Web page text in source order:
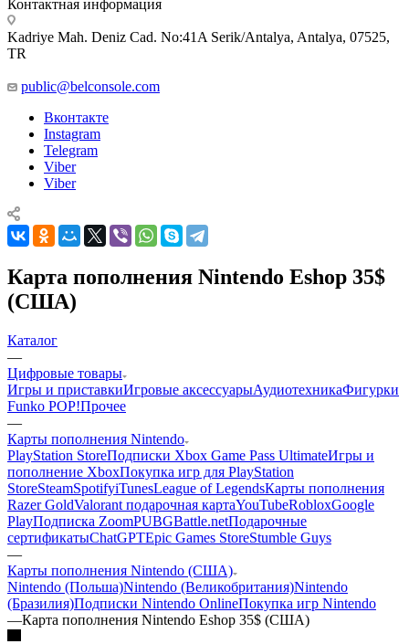
Контактная информация
Kadriye Mah. Deniz Cad. No:41A Serik/Antalya, Antalya, 07525,
TR
public@belconsole.com
Вконтакте
Instagram
Telegram
Viber
Viber
Карта пополнения Nintendo Eshop 35$
(США)
Каталог
—
Цифровые товары
Игры и приставкиИгровые аксессуарыАудиотехникаФигурки
Funko POP!Прочее
—
Карты пополнения Nintendo
PlayStation StoreПодписки Xbox Game Pass UltimateИгры и
пополнение XboxПокупка игр для PlayStation
StoreSteamSpotifyiTunesLeague of LegendsКарты пополнения
Razer GoldValorant подарочная картаYouTubeRobloxGoogle
PlayПодписка ZoomPUBGBattle.netПодарочные
сертификатыChatGPTEpic Games StoreStumble Guys
—
Карты пополнения Nintendo (США)
Nintendo (Польша)Nintendo (Великобритания)Nintendo
(Бразилия)Подписки Nintendo OnlineПокупка игр Nintendo
—Карта пополнения Nintendo Eshop 35$ (США)